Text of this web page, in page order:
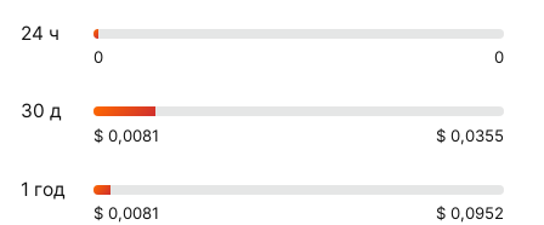
24 ч
0 0
30 д
$ 0,0081 $ 0,0355
1 год
$ 0,0081 $ 0,0952